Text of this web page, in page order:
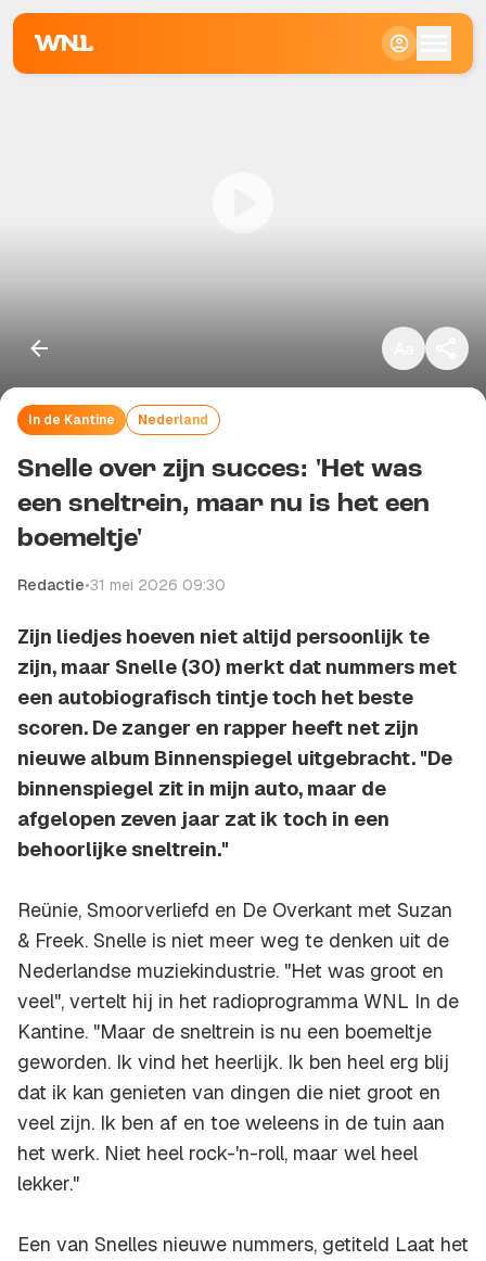
In de Kantine Nederland
Snelle over zijn succes: 'Het was
een sneltrein, maar nu is het een
boemeltje'
Redactie•31 mei 2026 09:30
Zijn liedjes hoeven niet altijd persoonlijk te
zijn, maar Snelle (30) merkt dat nummers met
een autobiografisch tintje toch het beste
scoren. De zanger en rapper heeft net zijn
nieuwe album Binnenspiegel uitgebracht. "De
binnenspiegel zit in mijn auto, maar de
afgelopen zeven jaar zat ik toch in een
behoorlijke sneltrein."
Reünie, Smoorverliefd en De Overkant met Suzan
& Freek. Snelle is niet meer weg te denken uit de
Nederlandse muziekindustrie. "Het was groot en
veel", vertelt hij in het radioprogramma WNL In de
Kantine. "Maar de sneltrein is nu een boemeltje
geworden. Ik vind het heerlijk. Ik ben heel erg blij
dat ik kan genieten van dingen die niet groot en
veel zijn. Ik ben af en toe weleens in de tuin aan
het werk. Niet heel rock-'n-roll, maar wel heel
lekker."
Een van Snelles nieuwe nummers, getiteld Laat het